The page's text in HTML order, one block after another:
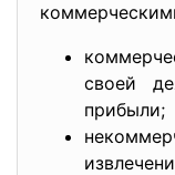
своей
прибыли;